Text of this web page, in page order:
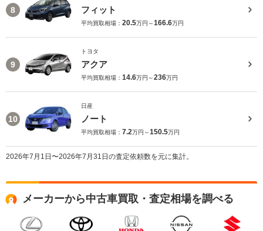
8 フィット
平均買取相場： 20.5万円～166.6万円
9
トヨタ
アクア
平均買取相場： 14.6万円～236万円
10
日産
ノート
平均買取相場： 7.2万円～150.5万円
2026年7月1日〜2026年7月31日の査定依頼数を元に集計。
メーカーから中古車買取・査定相場を調べる